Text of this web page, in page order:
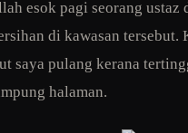
esok pagi seorang ustaz
di kawasan tersebut.
saya pulang kerana
halaman.